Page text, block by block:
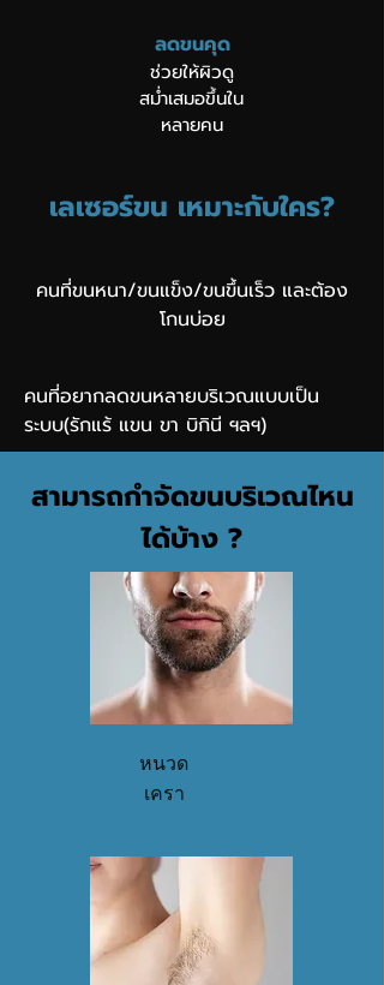
ลดขนคุด
ช่วยให้ผิวดู
สม่ำเสมอขึ้นใน
หลายคน
เลเซอร์ขน เหมาะกับใคร?
คนที่ขนหนา/ขนแข็ง/ขนขึ้นเร็ว และต้อง
โกนบ่อย
คนที่อยากลดขนหลายบริเวณแบบเป็น
ระบบ(รักแร้ แขน ขา บิกินี ฯลฯ)
สามารถกำจัดขนบริเวณไหน
ได้บ้าง ?
หนวด
เครา